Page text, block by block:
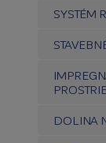
SYSTÉM
DOLINA